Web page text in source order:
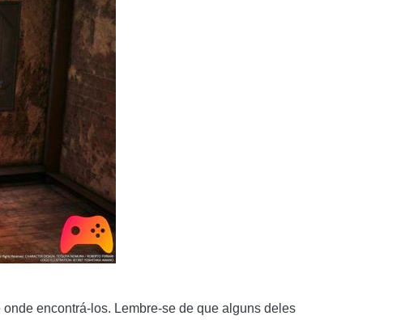
encontrá-los. Lembre-se de que alguns deles